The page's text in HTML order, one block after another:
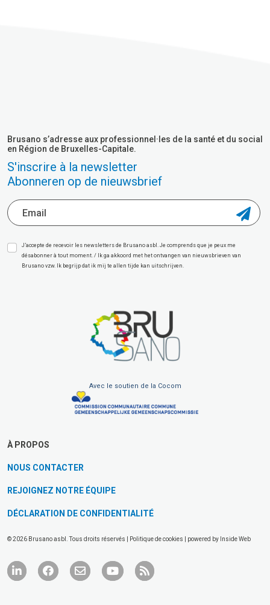
Brusano s’adresse aux professionnel·les de la santé et du social
en Région de Bruxelles-Capitale.
S'inscrire à la newsletter
Abonneren op de nieuwsbrief
J’accepte de recevoir les newsletters de Brusano asbl. Je comprends que je peux me
désabonner à tout moment. / Ik ga akkoord met het ontvangen van nieuwsbrieven van
Brusano vzw. Ik begrijp dat ik mij te allen tijde kan uitschrijven.
Avec le soutien de la Cocom
À PROPOS
NOUS CONTACTER
REJOIGNEZ NOTRE ÉQUIPE
DÉCLARATION DE CONFIDENTIALITÉ
© 2026 Brusano asbl. Tous droits réservés | Politique de cookies | powered by Inside Web